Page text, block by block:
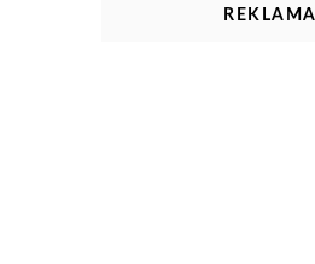
REKLAMA